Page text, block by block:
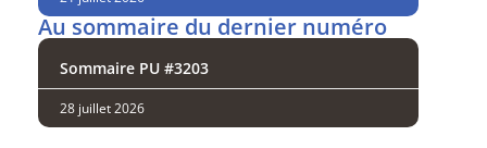
Au sommaire du dernier numéro
Sommaire PU #3203
28 juillet 2026